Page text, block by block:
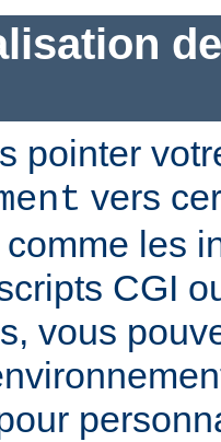
pointer
vers
les
CGI
vous